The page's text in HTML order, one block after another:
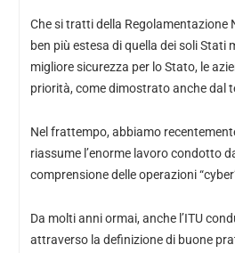
Che si tratti della Regolamentazione
ben più estesa di quella dei soli Stati
migliore sicurezza per lo Stato, le
priorità, come dimostrato anche dal
Nel frattempo, abbiamo
riassume l’enorme lavoro condotto
comprensione delle operazioni
Da molti anni ormai, anche l’ITU
attraverso la definizione di buone